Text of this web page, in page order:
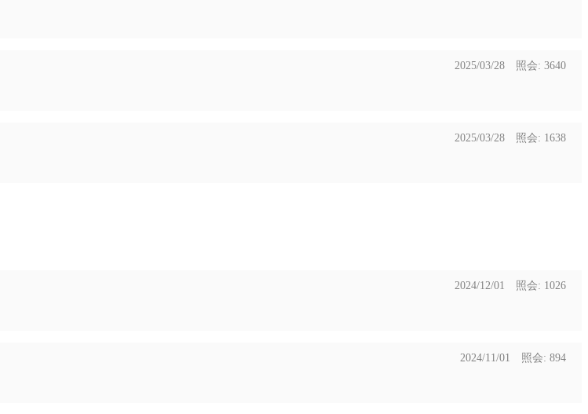
2025/03/28 照会: 3640
2025/03/28 照会: 1638
2024/12/01 照会: 1026
2024/11/01 照会: 894